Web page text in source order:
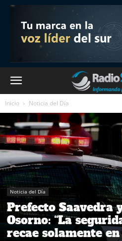
Inicio Noticia del Día
Noticia del Día
Prefecto Saavedra
Osorno: “La
recae solamente